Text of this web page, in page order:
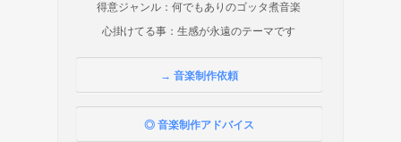
得意ジャンル：何でもありのゴッタ煮音楽
心掛けてる事：生感が永遠のテーマです
→ 音楽制作依頼
◎ 音楽制作アドバイス